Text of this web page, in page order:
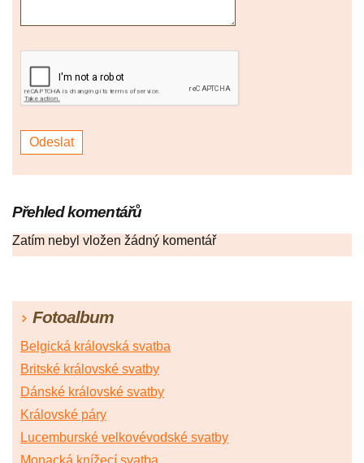
Přehled komentářů
Zatím nebyl vložen žádný komentář
Fotoalbum
Belgická královská svatba
Britské královské svatby
Dánské královské svatby
Královské páry
Lucemburské velkovévodské svatby